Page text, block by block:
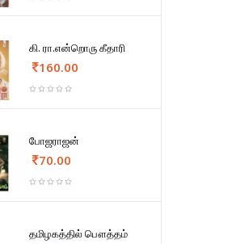
கி. ரா.என்றொரு கீதாரி
160.00
போஜராஜன்
70.00
தமிழகத்தில் பௌத்தம்